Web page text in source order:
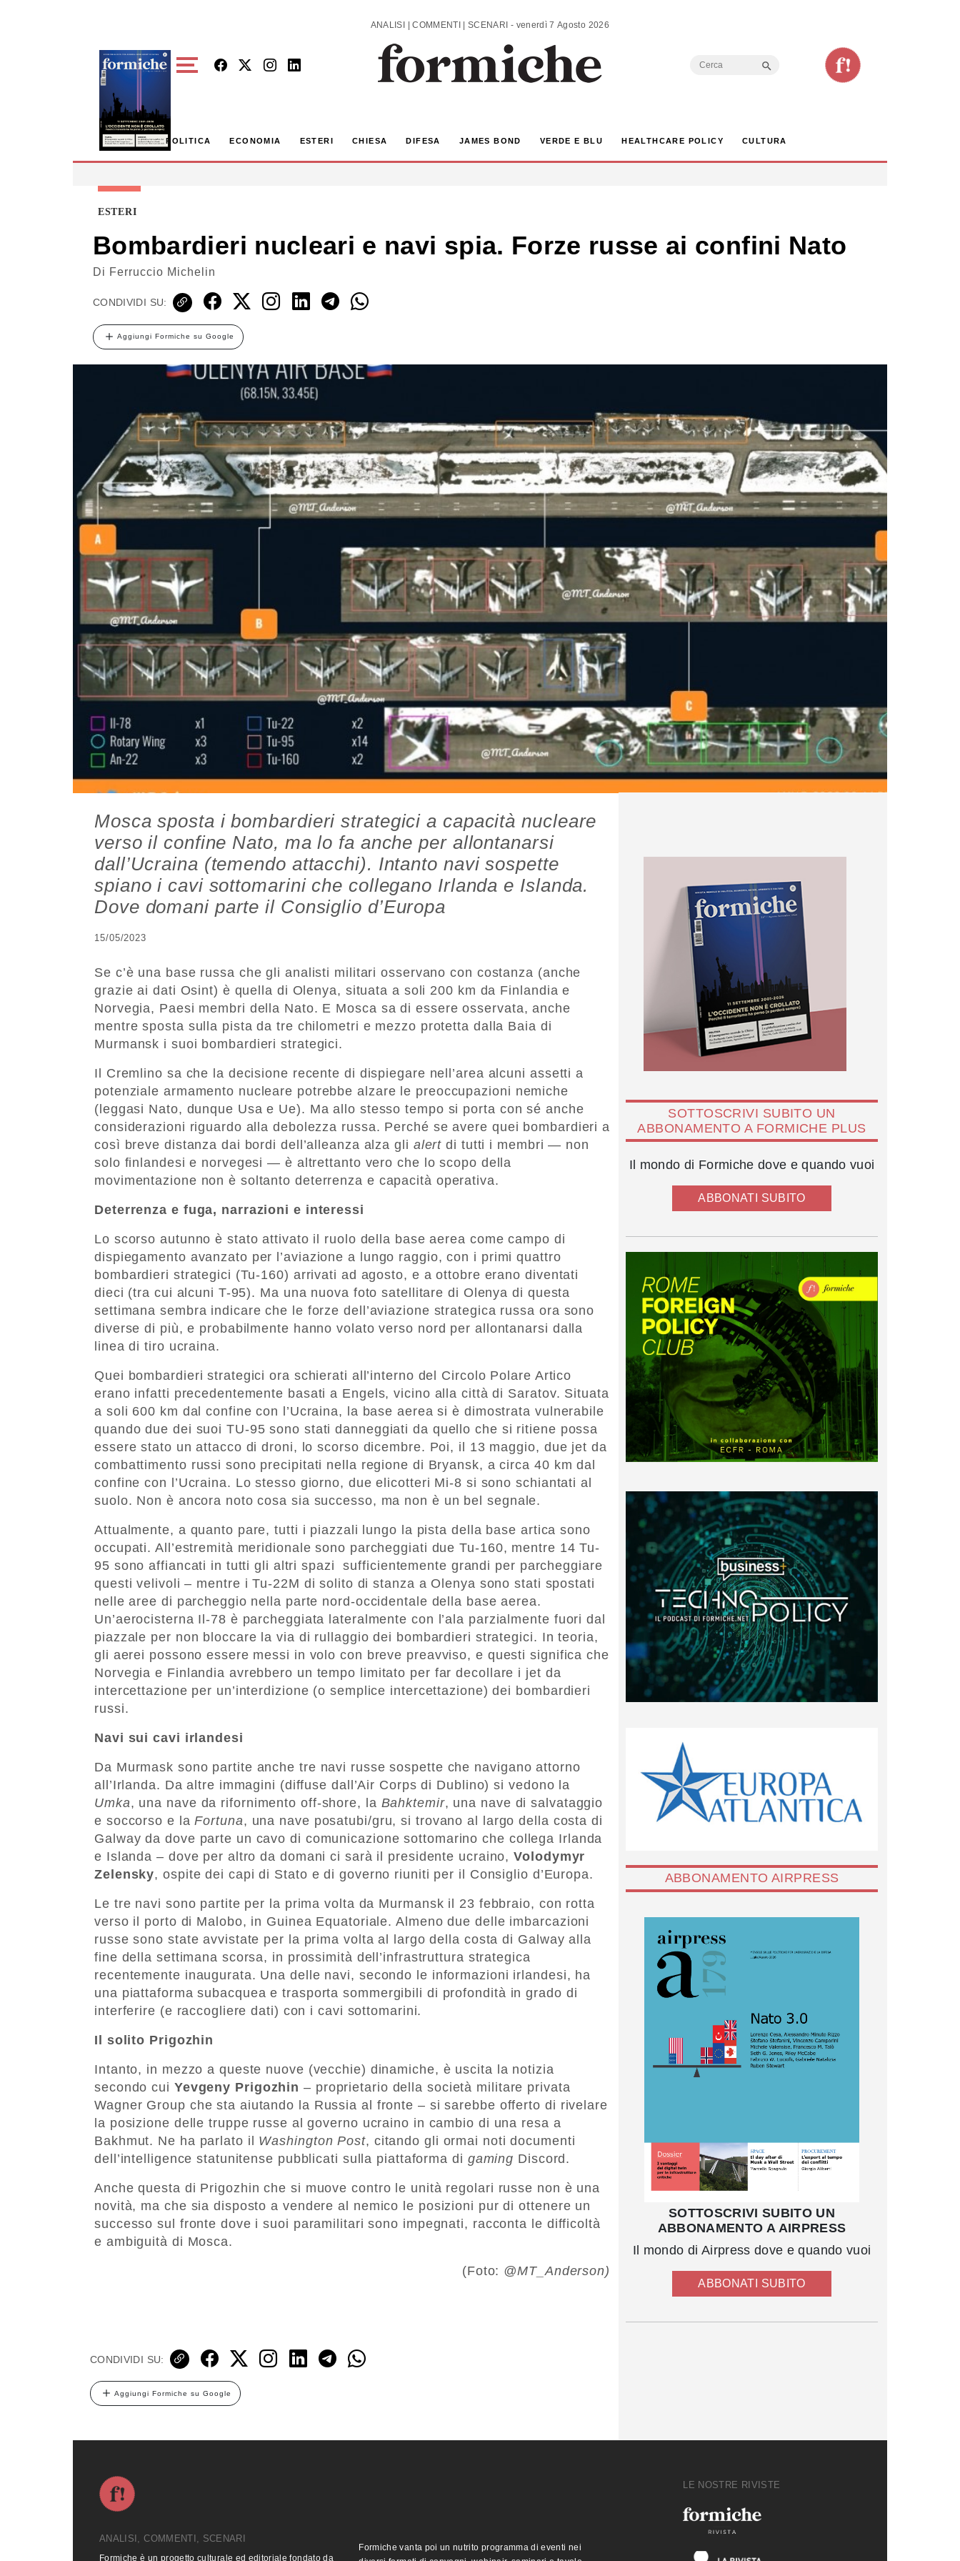
ANALISI | COMMENTI | SCENARI - venerdì 7 Agosto 2026
Search
POLITICA ECONOMIA ESTERI CHIESA DIFESA JAMES BOND VERDE E BLU HEALTHCARE POLICY CULTURA
ESTERI
Bombardieri nucleari e navi spia. Forze russe ai confini Nato
Di Ferruccio Michelin
CONDIVIDI SU:
Aggiungi Formiche su Google
Mosca sposta i bombardieri strategici a capacità nucleare
verso il confine Nato, ma lo fa anche per allontanarsi
dall’Ucraina (temendo attacchi). Intanto navi sospette
spiano i cavi sottomarini che collegano Irlanda e Islanda.
Dove domani parte il Consiglio d’Europa
15/05/2023
Se c’è una base russa che gli analisti militari osservano con costanza (anche
grazie ai dati Osint) è quella di Olenya, situata a soli 200 km da Finlandia e
Norvegia, Paesi membri della Nato. E Mosca sa di essere osservata, anche
mentre sposta sulla pista da tre chilometri e mezzo protetta dalla Baia di
Murmansk i suoi bombardieri strategici.
Il Cremlino sa che la decisione recente di dispiegare nell’area alcuni assetti a
potenziale armamento nucleare potrebbe alzare le preoccupazioni nemiche
(leggasi Nato, dunque Usa e Ue). Ma allo stesso tempo si porta con sé anche
considerazioni riguardo alla debolezza russa. Perché se avere quei bombardieri a
così breve distanza dai bordi dell’alleanza alza gli alert di tutti i membri — non
solo finlandesi e norvegesi — è altrettanto vero che lo scopo della
movimentazione non è soltanto deterrenza e capacità operativa.
Deterrenza e fuga, narrazioni e interessi
Lo scorso autunno è stato attivato il ruolo della base aerea come campo di
dispiegamento avanzato per l’aviazione a lungo raggio, con i primi quattro
bombardieri strategici (Tu-160) arrivati ad agosto, e a ottobre erano diventati
dieci (tra cui alcuni T-95). Ma una nuova foto satellitare di Olenya di questa
settimana sembra indicare che le forze dell’aviazione strategica russa ora sono
diverse di più, e probabilmente hanno volato verso nord per allontanarsi dalla
linea di tiro ucraina.
Quei bombardieri strategici ora schierati all’interno del Circolo Polare Artico
erano infatti precedentemente basati a Engels, vicino alla città di Saratov. Situata
a soli 600 km dal confine con l’Ucraina, la base aerea si è dimostrata vulnerabile
quando due dei suoi TU-95 sono stati danneggiati da quello che si ritiene possa
essere stato un attacco di droni, lo scorso dicembre. Poi, il 13 maggio, due jet da
combattimento russi sono precipitati nella regione di Bryansk, a circa 40 km dal
confine con l’Ucraina. Lo stesso giorno, due elicotteri Mi-8 si sono schiantati al
suolo. Non è ancora noto cosa sia successo, ma non è un bel segnale.
Attualmente, a quanto pare, tutti i piazzali lungo la pista della base artica sono
occupati. All’estremità meridionale sono parcheggiati due Tu-160, mentre 14 Tu-
95 sono affiancati in tutti gli altri spazi sufficientemente grandi per parcheggiare
questi velivoli – mentre i Tu-22M di solito di stanza a Olenya sono stati spostati
nelle aree di parcheggio nella parte nord-occidentale della base aerea.
Un’aerocisterna Il-78 è parcheggiata lateralmente con l’ala parzialmente fuori dal
piazzale per non bloccare la via di rullaggio dei bombardieri strategici. In teoria,
gli aerei possono essere messi in volo con breve preavviso, e questi significa che
Norvegia e Finlandia avrebbero un tempo limitato per far decollare i jet da
intercettazione per un’interdizione (o semplice intercettazione) dei bombardieri
russi.
Navi sui cavi irlandesi
Da Murmask sono partite anche tre navi russe sospette che navigano attorno
all’Irlanda. Da altre immagini (diffuse dall’Air Corps di Dublino) si vedono la
Umka, una nave da rifornimento off-shore, la Bahktemir, una nave di salvataggio
e soccorso e laFortuna, una nave posatubi/gru, si trovano al largo della costa di
Galway da dove parte un cavo di comunicazione sottomarino che collega Irlanda
e Islanda – dove per altro da domani ci sarà il presidente ucraino,Volodymyr
Zelensky, ospite dei capi di Stato e di governo riuniti per il Consiglio d’Europa.
Le tre navi sono partite per la prima volta da Murmansk il 23 febbraio, con rotta
verso il porto di Malobo, in Guinea Equatoriale. Almeno due delle imbarcazioni
russe sono state avvistate per la prima volta al largo della costa di Galway alla
fine della settimana scorsa, in prossimità dell’infrastruttura strategica
recentemente inaugurata. Una delle navi, secondo le informazioni irlandesi, ha
una piattaforma subacquea e trasporta sommergibili di profondità in grado di
interferire (e raccogliere dati) con i cavi sottomarini.
Il solito Prigozhin
Intanto, in mezzo a queste nuove (vecchie) dinamiche, è uscita la notizia
secondo cui Yevgeny Prigozhin – proprietario della società militare privata
Wagner Group che sta aiutando la Russia al fronte – si sarebbe offerto di rivelare
la posizione delle truppe russe al governo ucraino in cambio di una resa a
Bakhmut. Ne ha parlato il Washington Post, citando gli ormai noti documenti
dell’intelligence statunitense pubblicati sulla piattaforma di gaming Discord.
Anche questa di Prigozhin che si muove contro le unità regolari russe non è una
novità, ma che sia disposto a vendere al nemico le posizioni pur di ottenere un
successo sul fronte dove i suoi paramilitari sono impegnati, racconta le difficoltà
e ambiguità di Mosca.
(Foto: @MT_Anderson)
CONDIVIDI SU:
Aggiungi Formiche su Google
SOTTOSCRIVI SUBITO UN
ABBONAMENTO A FORMICHE PLUS
Il mondo di Formiche dove e quando vuoi
ABBONATI SUBITO
ABBONAMENTO AIRPRESS
SOTTOSCRIVI SUBITO UN
ABBONAMENTO A AIRPRESS
Il mondo di Airpress dove e quando vuoi
ABBONATI SUBITO
ANALISI, COMMENTI, SCENARI
Formiche è un progetto culturale ed editoriale fondato da
Formiche vanta poi un nutrito programma di eventi nei
LE NOSTRE RIVISTE